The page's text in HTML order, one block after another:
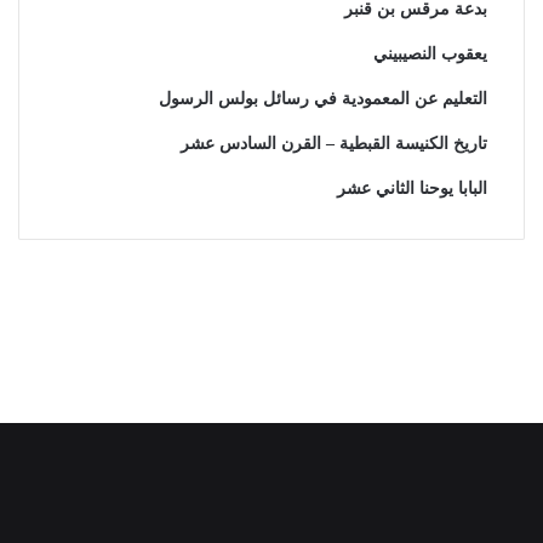
بدعة مرقس بن قنبر
يعقوب النصيبيني
التعليم عن المعمودية في رسائل بولس الرسول
تاريخ الكنيسة القبطية – القرن السادس عشر
البابا يوحنا الثاني عشر